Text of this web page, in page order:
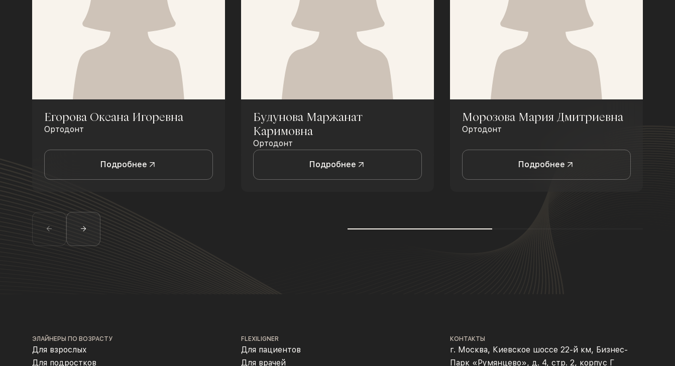
Егорова Оксана Игоревна
Ортодонт
Подробнее
Будунова Маржанат
Каримовна
Ортодонт
Подробнее
Морозова Мария Дмитриевна
Ортодонт
Подробнее
ЭЛАЙНЕРЫ ПО ВОЗРАСТУ
Для взрослых
Для подростков
FLEXILIGNER
Для пациентов
Для врачей
КОНТАКТЫ
г. Москва, Киевское шоссе 22-й км, Бизнес-
Парк «Румянцево», д. 4, стр. 2, корпус Г